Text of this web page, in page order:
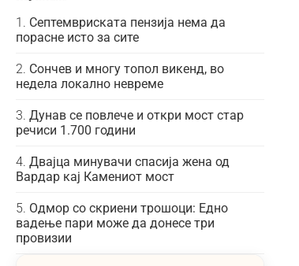
Септемвриската пензија нема да
порасне исто за сите
Сончев и многу топол викенд, во
недела локално невреме
Дунав се повлече и откри мост стар
речиси 1.700 години
Двајца минувачи спасија жена од
Вардар кај Камениот мост
Одмор со скриени трошоци: Едно
вадење пари може да донесе три
провизии